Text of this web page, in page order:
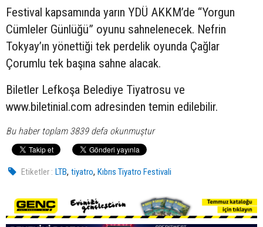
Festival kapsamında yarın YDÜ AKKM’de “Yorgun
Cümleler Günlüğü” oyunu sahnelenecek. Nefrin
Tokyay’ın yönettiği tek perdelik oyunda Çağlar
Çorumlu tek başına sahne alacak.
Biletler Lefkoşa Belediye Tiyatrosu ve
www.biletinial.com adresinden temin edilebilir.
Bu haber toplam 3839 defa okunmuştur
Etiketler : LTB,tiyatro,Kıbrıs Tiyatro Festivali